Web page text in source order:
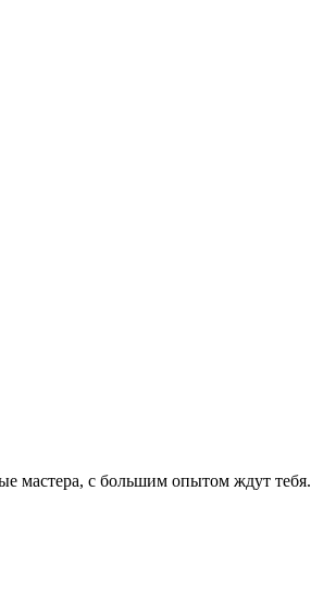
мастера, с большим опытом ждут тебя.